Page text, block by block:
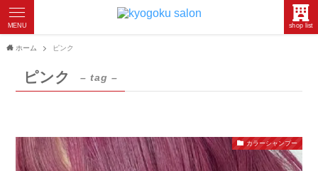
shop list
MENU
ホーム ピンク
ピンク – tag –
カラーシャンプー